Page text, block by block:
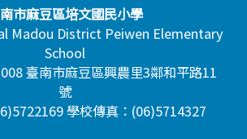
市麻豆區培文國民小學
Madou District Peiwen Elementary
School
臺南市麻豆區興農里3鄰和平路11
號
學校傳真：(06)5714327